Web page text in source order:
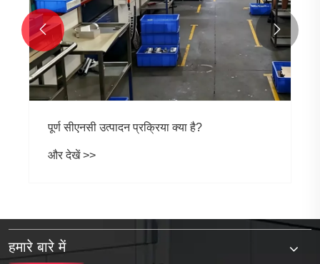
पूर्ण सीएनसी उत्पादन प्रक्रिया क्या है?
और देखें >>
 
हमारे बारे में